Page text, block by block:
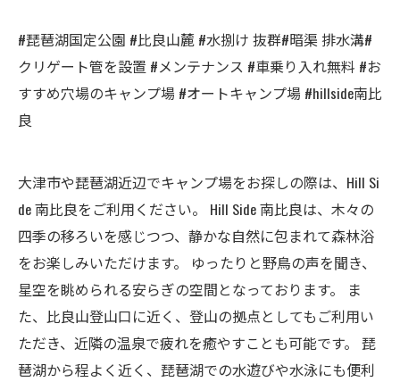
#琵琶湖国定公園 #比良山麓 #水捌け 抜群#暗渠 排水溝#
クリゲート管を設置 #メンテナンス #車乗り入れ無料 #お
すすめ穴場のキャンプ場 #オートキャンプ場 #hillside南比
良
大津市や琵琶湖近辺でキャンプ場をお探しの際は、Hill Si
de 南比良をご利用ください。 Hill Side 南比良は、木々の
四季の移ろいを感じつつ、静かな自然に包まれて森林浴
をお楽しみいただけます。 ゆったりと野鳥の声を聞き、
星空を眺められる安らぎの空間となっております。 ま
た、比良山登山口に近く、登山の拠点としてもご利用い
ただき、近隣の温泉で疲れを癒やすことも可能です。 琵
琶湖から程よく近く、琵琶湖での水遊びや水泳にも便利